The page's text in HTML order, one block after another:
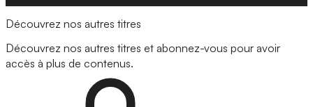
Découvrez nos autres titres
Découvrez nos autres titres et abonnez-vous pour avoir
accès à plus de contenus.